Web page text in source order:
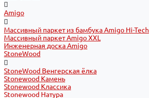
Amigo
Массивный паркет из бамбука Amigo Hi-Tech
Массивный паркет Amigo XXL
Инженерная доска Amigo
StoneWood
StoneWood Венгерская ёлка
Stonewood Камень
Stonewood Классика
Stonewood Натура